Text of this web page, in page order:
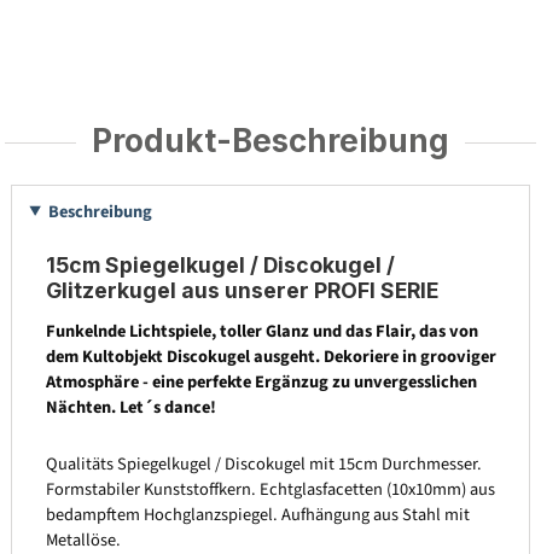
Produkt-Beschreibung
Beschreibung
15cm Spiegelkugel / Discokugel /
Glitzerkugel aus unserer PROFI SERIE
Funkelnde Lichtspiele, toller Glanz und das Flair, das von
dem Kultobjekt Discokugel ausgeht. Dekoriere in grooviger
Atmosphäre - eine perfekte Ergänzug zu unvergesslichen
Nächten. Let´s dance!
Qualitäts Spiegelkugel / Discokugel mit 15cm Durchmesser.
Formstabiler Kunststoffkern. Echtglasfacetten (10x10mm) aus
bedampftem Hochglanzspiegel. Aufhängung aus Stahl mit
Metallöse.